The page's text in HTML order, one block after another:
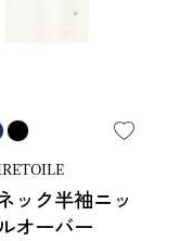
ック半袖ニッ
オーバー